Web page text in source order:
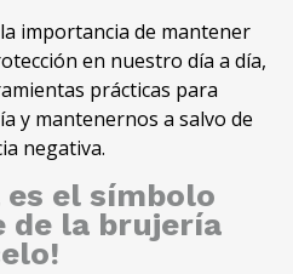
importancia de mantener
en nuestro día a día,
prácticas para
y mantenernos a salvo de
negativa.
el símbolo
de la brujería
!